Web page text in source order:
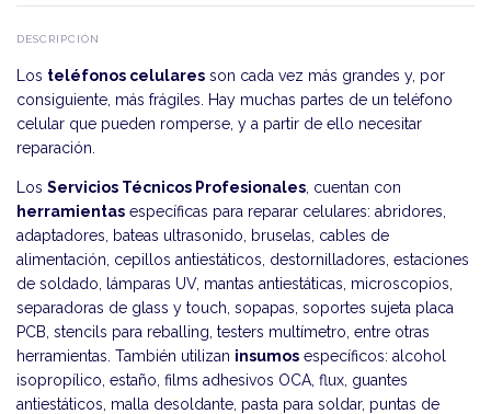
DESCRIPCIÓN
Los teléfonos celulares son cada vez más grandes y, por
consiguiente, más frágiles. Hay muchas partes de un teléfono
celular que pueden romperse, y a partir de ello necesitar
reparación.
Los Servicios Técnicos Profesionales , cuentan con
herramientas específicas para reparar celulares: abridores,
adaptadores, bateas ultrasonido, bruselas, cables de
alimentación, cepillos antiestáticos, destornilladores, estaciones
de soldado, lámparas UV, mantas antiestáticas, microscopios,
separadoras de glass y touch, sopapas, soportes sujeta placa
PCB, stencils para reballing, testers multímetro, entre otras
herramientas. También utilizan insumos específicos: alcohol
isopropílico, estaño, films adhesivos OCA, flux, guantes
antiestáticos, malla desoldante, pasta para soldar, puntas de